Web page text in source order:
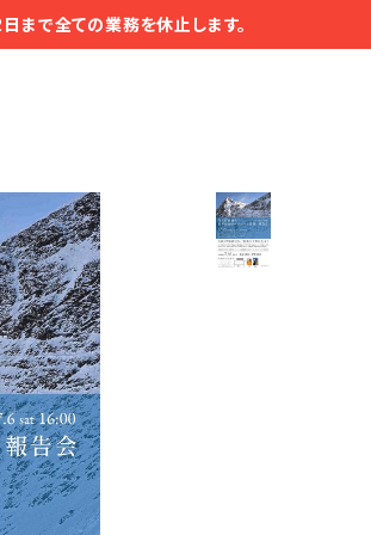
まで全ての業務を休止します。